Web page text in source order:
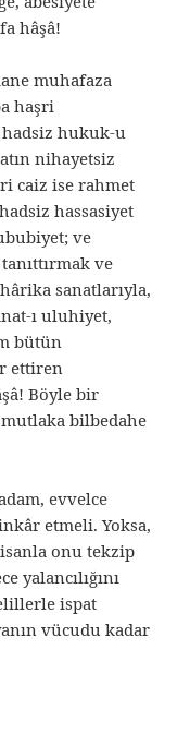
hâşâ!
muhafaza
haşri
hukuk-u
nihayetsiz
caiz ise rahmet
hassasiyet
ve
ve
sanatlarıyla,
ı uluhiyet,
bütün
ettiren
Böyle bir
bilbedahe
evvelce
etmeli. Yoksa,
onu tekzip
yalancılığını
ispat
vücudu kadar